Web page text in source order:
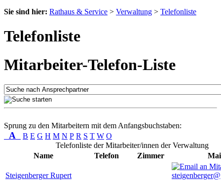
Sie sind hier: Rathaus & Service > Verwaltung > Telefonliste
Telefonliste
Mitarbeiter-Telefon-Liste
Sprung zu den Mitarbeitern mit dem Anfangsbuchstaben:
A B E G H M N P R S T W O
Telefonliste der Mitarbeiter/innen der Verwaltung
Name
Telefon Zimmer
Steigenberger Rupert